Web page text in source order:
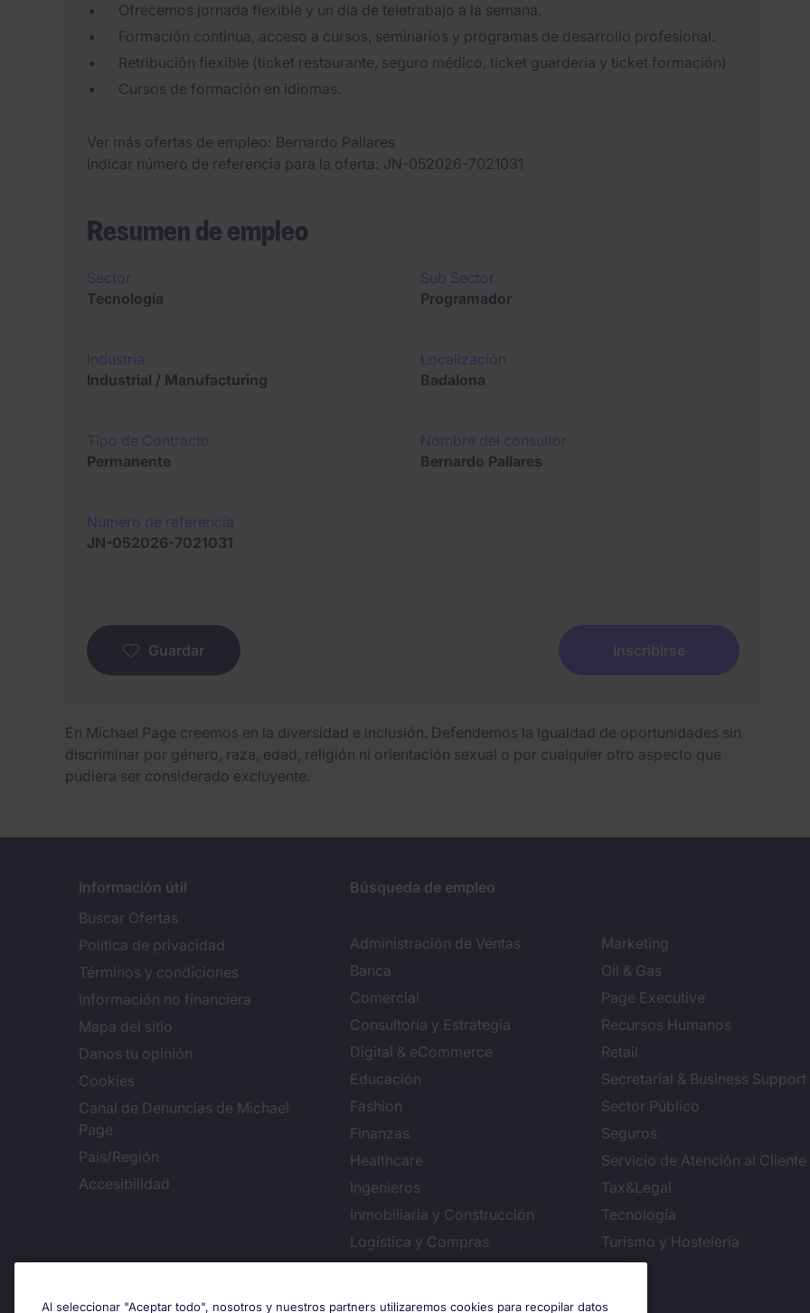
Ofrecemos jornada flexible y un día de teletrabajo a la semana.
Formación continua, acceso a cursos, seminarios y programas de desarrollo profesional.
Retribución flexible (ticket restaurante, seguro médico, ticket guardería y ticket formación)
Cursos de formación en idiomas.
Ver más ofertas de empleo
Bernardo Pallares
Indicar número de referencia para la oferta JN-052026-7021031
Resumen de empleo
Tecnología
Programador
Industrial / Manufacturing
Badalona
Permanente
Bernardo Pallares
JN-052026-7021031
Guardar Inscribirse
En Michael Page creemos en la diversidad e inclusión. Defendemos la igualdad de oportunidades sin
discriminar por género, raza, edad, religión ni orientación sexual o por cualquier otro aspecto que
pudiera ser considerado excluyente.
Información útil
Buscar Ofertas
Política de privacidad
Términos y condiciones
Información no financiera
Mapa del sitio
Danos tu opinión
Cookies
Canal de Denuncias de Michael
Page
País/Región
Accesibilidad
Búsqueda de empleo
Administración de Ventas
Banca
Comercial
Consultoría y Estrategia
Digital & eCommerce
Educación
Fashion
Finanzas
Healthcare
Ingenieros
Inmobiliaria y Construcción
Logística y Compras
Marketing
Oil & Gas
Page Executive
Recursos Humanos
Retail
Secretarial & Business Support
Sector Público
Seguros
Servicio de Atención al Cliente
Tax&Legal
Tecnología
Turismo y Hostelería
Configuración de cookies
Al seleccionar "Aceptar todo", nosotros y nuestros partners utilizaremos cookies para recopilar datos